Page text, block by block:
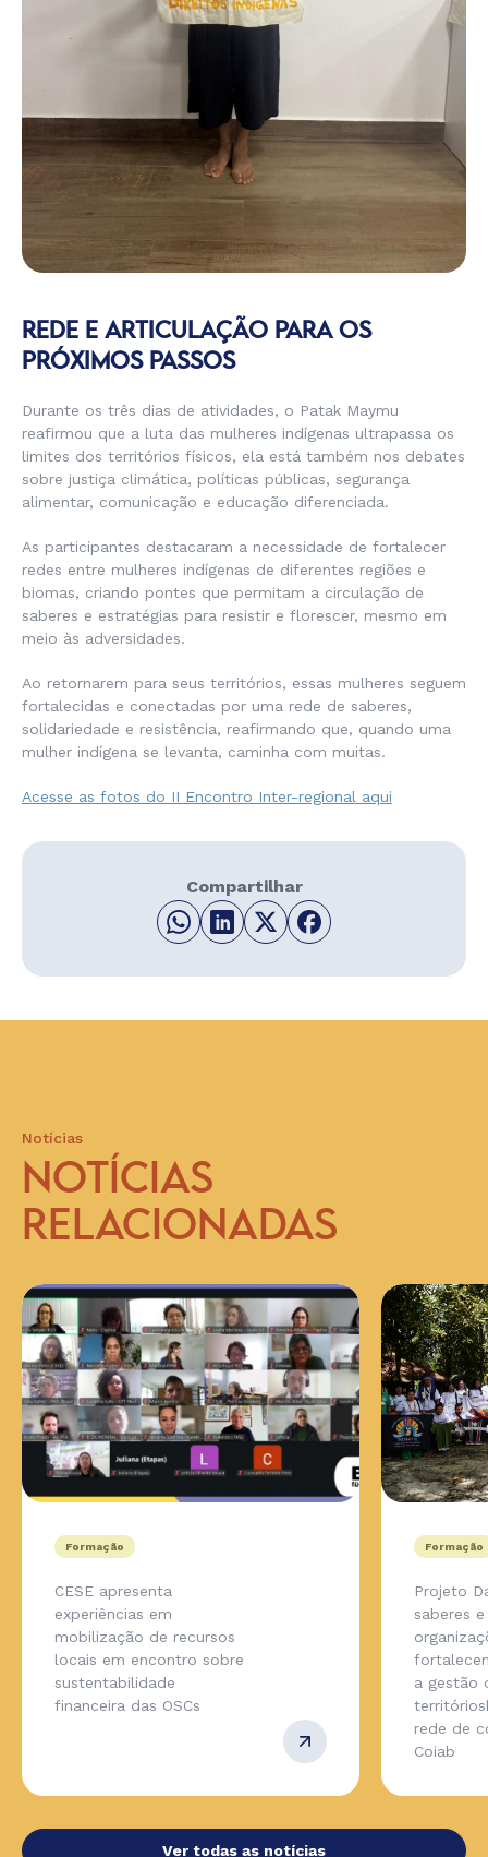
REDE E ARTICULAÇÃO PARA OS
PRÓXIMOS PASSOS
Durante os três dias de atividades, o Patak Maymu
reafirmou que a luta das mulheres indígenas ultrapassa os
limites dos territórios físicos, ela está também nos debates
sobre justiça climática, políticas públicas, segurança
alimentar, comunicação e educação diferenciada.
As participantes destacaram a necessidade de fortalecer
redes entre mulheres indígenas de diferentes regiões e
biomas, criando pontes que permitam a circulação de
saberes e estratégias para resistir e florescer, mesmo em
meio às adversidades.
Ao retornarem para seus territórios, essas mulheres seguem
fortalecidas e conectadas por uma rede de saberes,
solidariedade e resistência, reafirmando que, quando uma
mulher indígena se levanta, caminha com muitas.
Acesse as fotos do II Encontro Inter-regional aqui
Compartilhar
Notícias
NOTÍCIAS
RELACIONADAS
Formação
CESE apresenta
experiências em
mobilização de recursos
locais em encontro sobre
sustentabilidade
financeira das OSCs
Formação
Projeto
saberes
a gestão
rede de
Coiab
Ver todas as notícias